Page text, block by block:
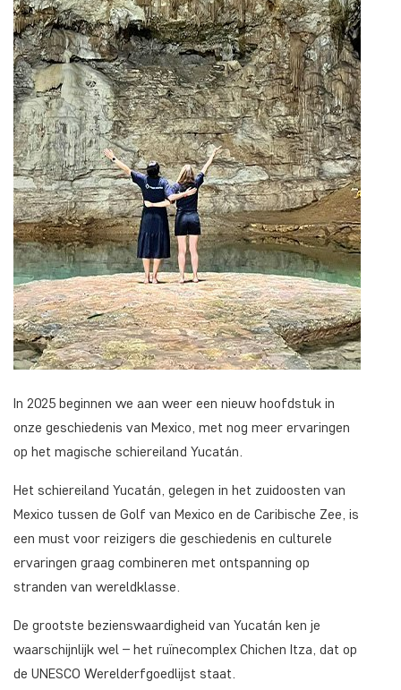
In 2025 beginnen we aan weer een nieuw hoofdstuk in
onze geschiedenis van Mexico, met nog meer ervaringen
op het magische schiereiland Yucatán.
Het schiereiland Yucatán, gelegen in het zuidoosten van
Mexico tussen de Golf van Mexico en de Caribische Zee, is
een must voor reizigers die geschiedenis en culturele
ervaringen graag combineren met ontspanning op
stranden van wereldklasse.
De grootste bezienswaardigheid van Yucatán ken je
waarschijnlijk wel – het ruïnecomplex Chichen Itza, dat op
de UNESCO Werelderfgoedlijst staat.